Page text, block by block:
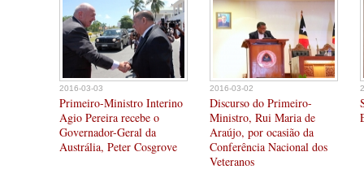
2016-03-03
Primeiro-Ministro Interino
Agio Pereira recebe o
Governador-Geral da
Austrália, Peter Cosgrove
2016-03-02
Discurso do Primeiro-
Ministro, Rui Maria de
Araújo, por ocasião da
Conferência Nacional dos
Veteranos